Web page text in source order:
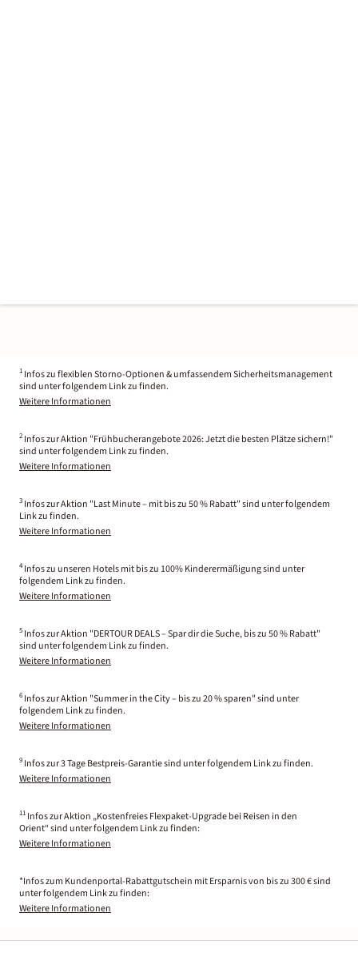
1 Infos zu flexiblen Storno-Optionen & umfassendem Sicherheitsmanagement
sind unter folgendem Link zu finden.
Weitere Informationen
2 Infos zur Aktion "Frühbucherangebote 2026: Jetzt die besten Plätze sichern!"
sind unter folgendem Link zu finden.
Weitere Informationen
3 Infos zur Aktion "Last Minute – mit bis zu 50 % Rabatt" sind unter folgendem
Link zu finden.
Weitere Informationen
4 Infos zu unseren Hotels mit bis zu 100% Kinderermäßigung sind unter
folgendem Link zu finden.
Weitere Informationen
5 Infos zur Aktion "DERTOUR DEALS – Spar dir die Suche, bis zu 50 % Rabatt"
sind unter folgendem Link zu finden.
Weitere Informationen
6 Infos zur Aktion "Summer in the City – bis zu 20 % sparen" sind unter
folgendem Link zu finden.
Weitere Informationen
9 Infos zur 3 Tage Bestpreis-Garantie sind unter folgendem Link zu finden.
Weitere Informationen
11 Infos zur Aktion „Kostenfreies Flexpaket-Upgrade bei Reisen in den
Orient“ sind unter folgendem Link zu finden:
Weitere Informationen
*Infos zum Kundenportal-Rabattgutschein mit Ersparnis von bis zu 300 € sind
unter folgendem Link zu finden:
Weitere Informationen